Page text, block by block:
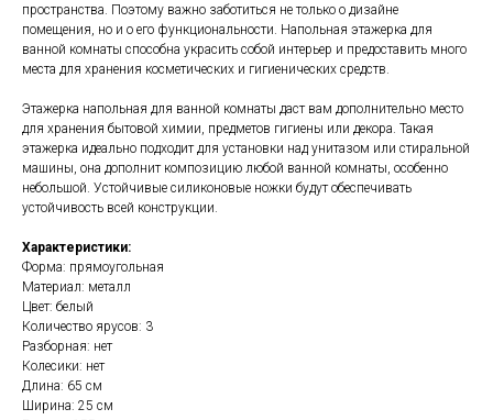
пространства. Поэтому важно заботиться не только о дизайне
помещения, но и о его функциональности. Напольная этажерка для
ванной комнаты способна украсить собой интерьер и предоставить много
места для хранения косметических и гигиенических средств.
Этажерка напольная для ванной комнаты даст вам дополнительно место
для хранения бытовой химии, предметов гигиены или декора. Такая
этажерка идеально подходит для установки над унитазом или стиральной
машины, она дополнит композицию любой ванной комнаты, особенно
небольшой. Устойчивые силиконовые ножки будут обеспечивать
устойчивость всей конструкции.
Характеристики:
Форма: прямоугольная
Материал: металл
Цвет: белый
Количество ярусов: 3
Разборная: нет
Колесики: нет
Длина: 65 см
Ширина: 25 см